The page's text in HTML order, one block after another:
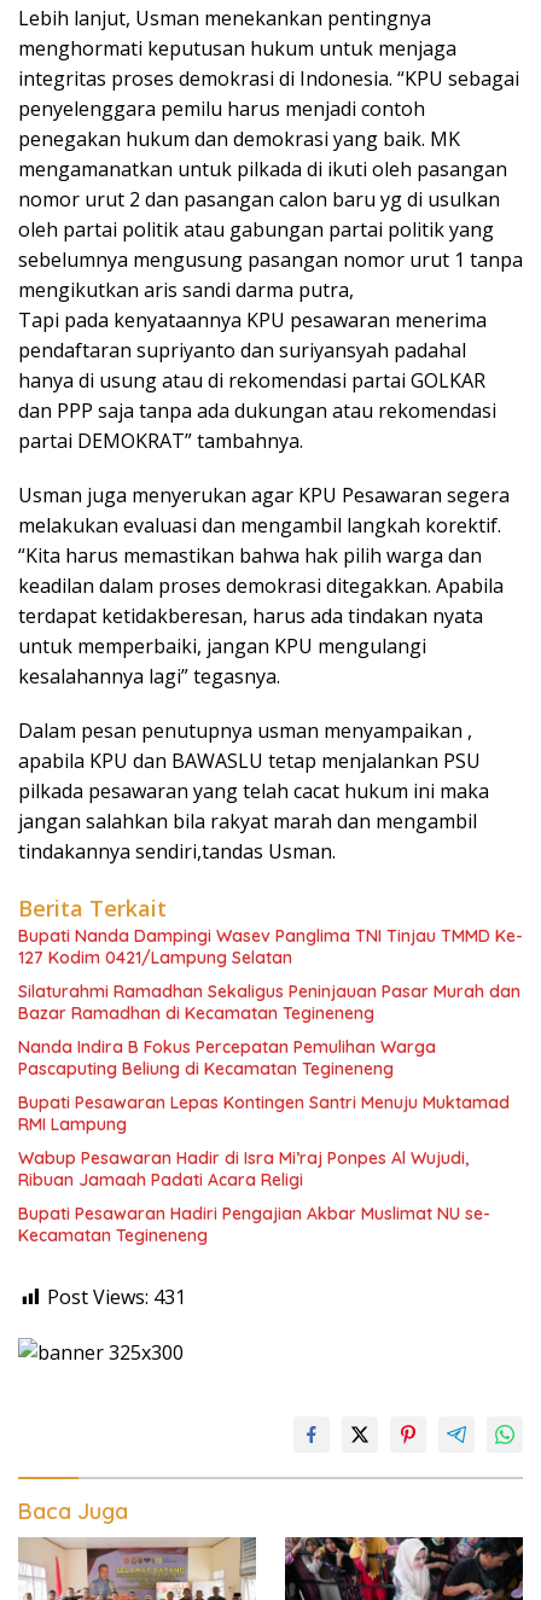
Lebih lanjut, Usman menekankan pentingnya
menghormati keputusan hukum untuk menjaga
integritas proses demokrasi di Indonesia. “KPU sebagai
penyelenggara pemilu harus menjadi contoh
penegakan hukum dan demokrasi yang baik. MK
mengamanatkan untuk pilkada di ikuti oleh pasangan
nomor urut 2 dan pasangan calon baru yg di usulkan
oleh partai politik atau gabungan partai politik yang
sebelumnya mengusung pasangan nomor urut 1 tanpa
mengikutkan aris sandi darma putra,
Tapi pada kenyataannya KPU pesawaran menerima
pendaftaran supriyanto dan suriyansyah padahal
hanya di usung atau di rekomendasi partai GOLKAR
dan PPP saja tanpa ada dukungan atau rekomendasi
partai DEMOKRAT” tambahnya.
Usman juga menyerukan agar KPU Pesawaran segera
melakukan evaluasi dan mengambil langkah korektif.
“Kita harus memastikan bahwa hak pilih warga dan
keadilan dalam proses demokrasi ditegakkan. Apabila
terdapat ketidakberesan, harus ada tindakan nyata
untuk memperbaiki, jangan KPU mengulangi
kesalahannya lagi” tegasnya.
Dalam pesan penutupnya usman menyampaikan ,
apabila KPU dan BAWASLU tetap menjalankan PSU
pilkada pesawaran yang telah cacat hukum ini maka
jangan salahkan bila rakyat marah dan mengambil
tindakannya sendiri,tandas Usman.
Berita Terkait
Bupati Nanda Dampingi Wasev Panglima TNI Tinjau TMMD Ke-
127 Kodim 0421/Lampung Selatan
Silaturahmi Ramadhan Sekaligus Peninjauan Pasar Murah dan
Bazar Ramadhan di Kecamatan Tegineneng
Nanda Indira B Fokus Percepatan Pemulihan Warga
Pascaputing Beliung di Kecamatan Tegineneng
Bupati Pesawaran Lepas Kontingen Santri Menuju Muktamad
RMI Lampung
Wabup Pesawaran Hadir di Isra Mi’raj Ponpes Al Wujudi,
Ribuan Jamaah Padati Acara Religi
Bupati Pesawaran Hadiri Pengajian Akbar Muslimat NU se-
Kecamatan Tegineneng
Post Views: 431
Baca Juga